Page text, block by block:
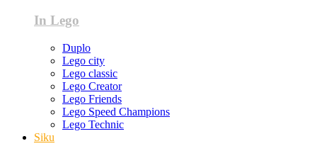
In Lego
Duplo
Lego city
Lego classic
Lego Creator
Lego Friends
Lego Speed Champions
Lego Technic
Siku